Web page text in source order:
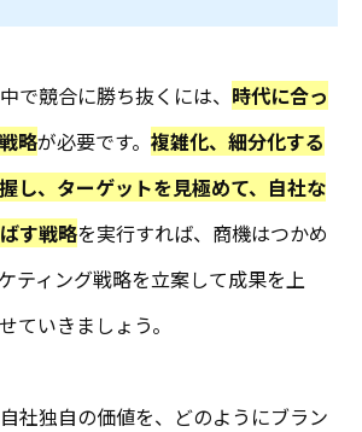
で競合に勝ち抜くには、 時代に合っ
略が必要です。 複雑化、細分化する
し、ターゲットを見極めて、自社な
す戦略を実行すれば、商機はつかめ
ティング戦略を立案して成果を上
ていきましょう。
社独自の価値を、どのようにブラン